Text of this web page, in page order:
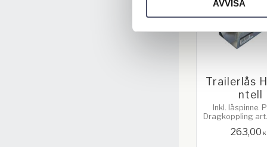
AVVISA
Trailerlås
ntell
Inkl. låspinne.
Dragkoppling
263,00